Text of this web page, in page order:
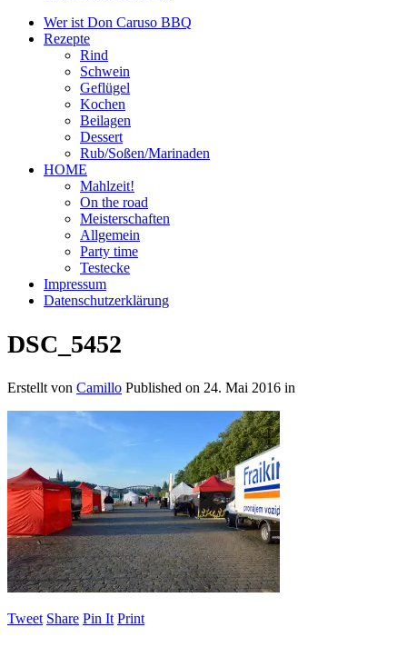
Wer ist Don Caruso BBQ
Rezepte
Rind
Schwein
Geflügel
Kochen
Beilagen
Dessert
Rub/Soßen/Marinaden
HOME
Mahlzeit!
On the road
Meisterschaften
Allgemein
Party time
Testecke
Impressum
Datenschutzerklärung
DSC_5452
Erstellt von Camillo Published on 24. Mai 2016 in
Tweet Share Pin It Print